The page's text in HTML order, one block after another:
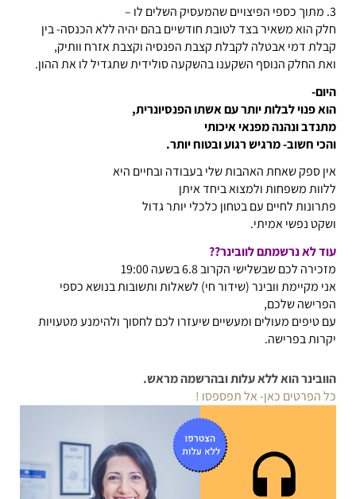
3. מתוך כספי הפיצויים שהמעסיק השלים לו –
חלק הוא משאיר בצד לטובת חודשיים בהם יהיה ללא הכנסה- בין
קבלת דמי אבטלה לקבלת קצבת הפנסיה וקצבת אזרח וותיק,
ואת החלק הנוסף השקענו בהשקעה סולידית שתגדיל לו את ההון.
היום-
הוא פנוי לבלות יותר עם אשתו הפנסיונרית,
מתנדב ונהנה מפנאי איכותי
והכי חשוב- מרגיש רגוע ובטוח יותר.
אין ספק שאחת האהבות שלי בעבודה ובחיים היא
ללוות משפחות ולמצוא ביחד איתן
פתרונות לחיים עם בטחון כלכלי יותר גדול
ושקט נפשי אמיתי.
עוד לא נרשמתם לוובינר??
מזכירה לכם שבשלישי הקרוב 6.8 בשעה 19:00
אני מקיימת וובינר (שידור חי) לשאלות ותשובות בנושא כספי
הפרישה שלכם,
עם טיפים מעולים ומעשיים שיעזרו לכם לחסוך ולהימנע מטעויות
יקרות בפרישה.
הוובינר הוא ללא עלות ובהרשמה מראש.
כל הפרטים כאן- אל תפספסו !